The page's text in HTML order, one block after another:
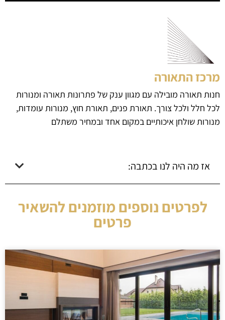
מרכז התאורה
חנות תאורה מובילה עם מגוון ענק של פתרונות תאורה ומנורות
לכל חלל ולכל צורך. תאורת פנים, תאורת חוץ, מנורות עומדות,
מנורות שולחן איכותיים במקום אחד ובמחיר משתלם
אז מה היה לנו בכתבה:
לפרטים נוספים מוזמנים להשאיר
פרטים